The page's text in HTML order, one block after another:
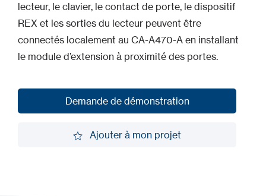
lecteur, le clavier, le contact de porte, le dispositif
REX et les sorties du lecteur peuvent être
connectés localement au CA-A470-A en installant
le module d’extension à proximité des portes.
Demande de démonstration
Ajouter à mon projet